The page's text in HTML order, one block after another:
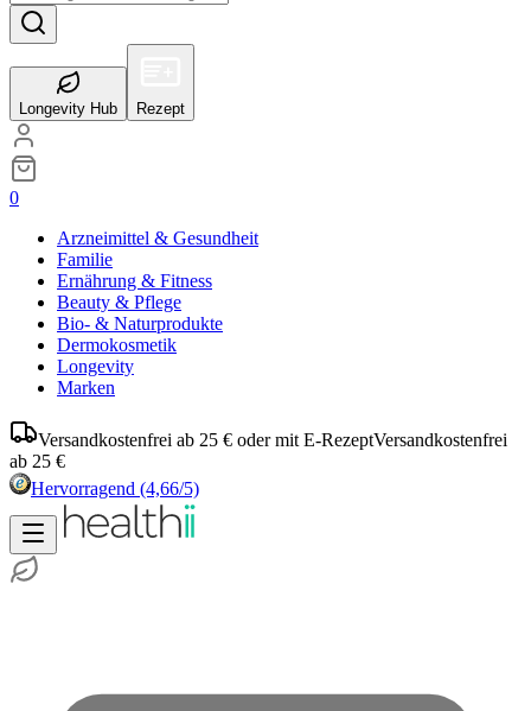
Longevity Hub Rezept
0
Arzneimittel & Gesundheit
Familie
Ernährung & Fitness
Beauty & Pflege
Bio- & Naturprodukte
Dermokosmetik
Longevity
Marken
Versandkostenfrei ab 25 € oder mit E-RezeptVersandkostenfrei
ab 25 €
Hervorragend (4,66/5)